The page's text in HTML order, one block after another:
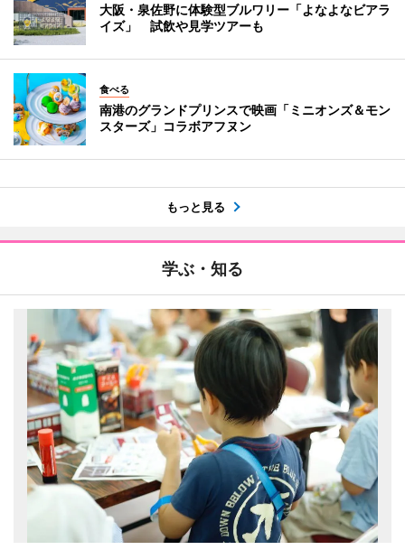
大阪・泉佐野に体験型ブルワリー「よなよなビアラ
イズ」 試飲や見学ツアーも
食べる
南港のグランドプリンスで映画「ミニオンズ＆モン
スターズ」コラボアフヌン
もっと見る
学ぶ・知る